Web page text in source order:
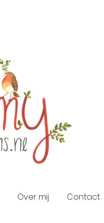
Over mij Contact